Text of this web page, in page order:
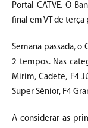
Portal CATVE. O
final em VT de terça
Semana passada,
2 tempos. Nas
Mirim, Cadete, F4
Super Sênior, F4
A considerar as